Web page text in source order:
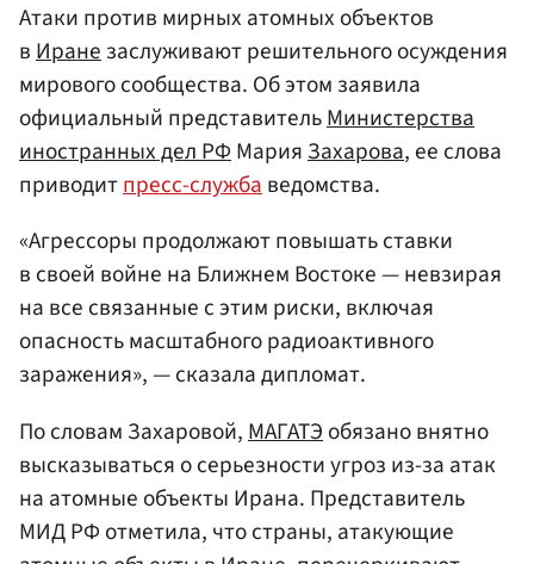
Атаки против мирных атомных объектов
вИранезаслуживают решительного осуждения
мирового сообщества. Об этом заявила
официальный представительМинистерства
иностранных дел РФМарияЗахарова, ее слова
приводитпресс-службаведомства.
«Агрессоры продолжают повышать ставки
в своей войне на Ближнем Востоке — невзирая
на все связанные с этим риски, включая
опасность масштабного радиоактивного
заражения», — сказала дипломат.
По словам Захаровой, МАГАТЭ обязано внятно
высказываться о серьезности угроз из-за атак
на атомные объекты Ирана. Представитель
МИД РФ отметила, что страны, атакующие